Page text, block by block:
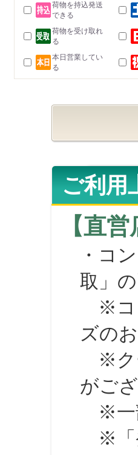
荷物を持込発送
できる
荷物を受け取れ
る
本日営業してい
る
ご利用
【直
・コン
取」
※コン
ズの
※クー
がご
※一部
※「発